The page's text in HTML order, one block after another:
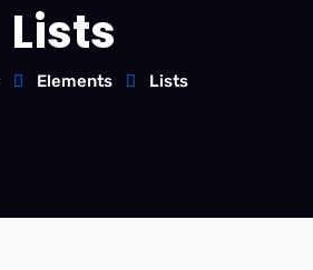
Lists
Elements Lists